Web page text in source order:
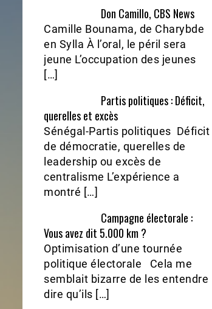
Don Camillo, CBS News
Camille Bounama, de Charybde
en Sylla À l’oral, le péril sera
jeune L’occupation des jeunes
[…]
Partis politiques : Déficit,
querelles et excès
Sénégal-Partis politiques Déficit
de démocratie, querelles de
leadership ou excès de
centralisme L’expérience a
montré […]
Campagne électorale :
Vous avez dit 5.000 km ?
Optimisation d’une tournée
politique électorale Cela me
semblait bizarre de les entendre
dire qu’ils […]